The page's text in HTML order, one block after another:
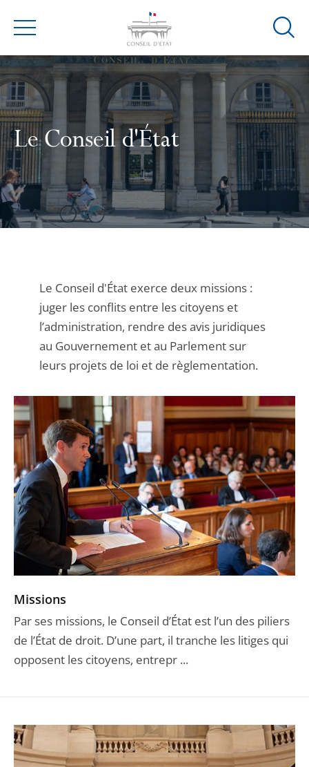
Menu
Ouvrir
de
Le Conseil d'État
Le Conseil d'État exerce deux missions :
juger les conflits entre les citoyens et
l’administration, rendre des avis juridiques
au Gouvernement et au Parlement sur
leurs projets de loi et de règlementation.
Missions
Par ses missions, le Conseil d’État est l’un des piliers
de l’État de droit. D’une part, il tranche les litiges qui
opposent les citoyens, entrepr ...